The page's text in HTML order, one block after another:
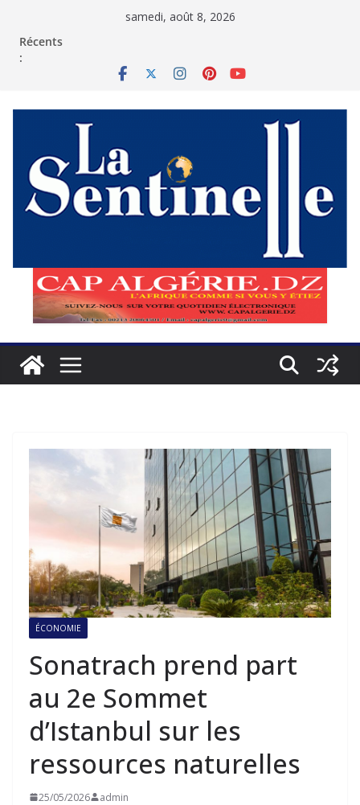
samedi, août 8, 2026
Récents
:
ÉCONOMIE
Sonatrach prend part
au 2e Sommet
d’Istanbul sur les
ressources naturelles
25/05/2026 admin